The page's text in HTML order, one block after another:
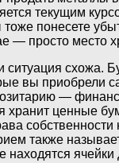
текущим
понесете
— просто место
схожа.
вы приобрели
—
хранит ценные
собственности
также
находятся ячейки